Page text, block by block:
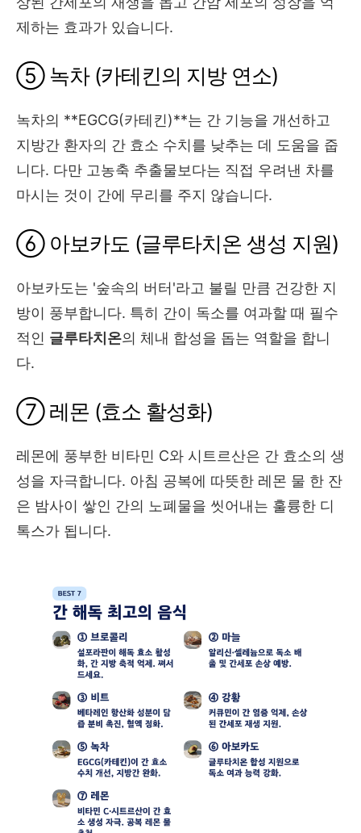
제하는 효과가 있습니다.
⑤ 녹차 (카테킨의 지방 연소)
녹차의 **EGCG(카테킨)**는 간 기능을 개선하고
지방간 환자의 간 효소 수치를 낮추는 데 도움을 줍
니다. 다만 고농축 추출물보다는 직접 우려낸 차를
마시는 것이 간에 무리를 주지 않습니다.
⑥ 아보카도 (글루타치온 생성 지원)
아보카도는 '숲속의 버터'라고 불릴 만큼 건강한 지
방이 풍부합니다. 특히 간이 독소를 여과할 때 필수
적인 글루타치온의 체내 합성을 돕는 역할을 합니
다.
⑦ 레몬 (효소 활성화)
레몬에 풍부한 비타민 C와 시트르산은 간 효소의 생
성을 자극합니다. 아침 공복에 따뜻한 레몬 물 한 잔
은 밤사이 쌓인 간의 노폐물을 씻어내는 훌륭한 디
톡스가 됩니다.